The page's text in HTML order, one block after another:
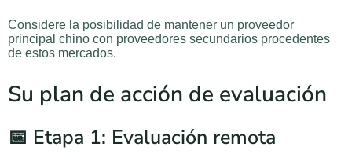
Considere la posibilidad de mantener un proveedor
principal chino con proveedores secundarios procedentes
de estos mercados.
Su plan de acción de evaluación
📅 Etapa 1: Evaluación remota